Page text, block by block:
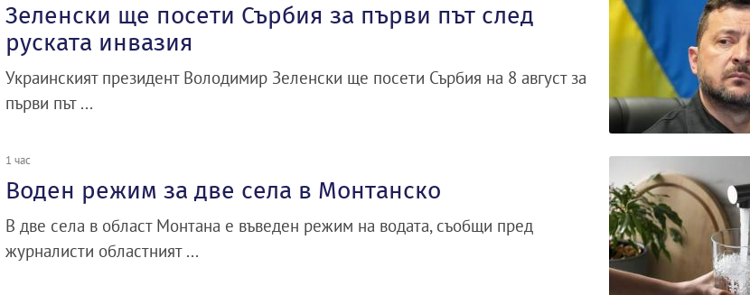
Зеленски ще посети Сърбия за първи път след
руската инвазия
Украинският президент Володимир Зеленски ще посети Сърбия на 8 август за
първи път ...
1 час
Воден режим за две села в Монтанско
В две села в област Монтана е въведен режим на водата, съобщи пред
журналисти областният ...